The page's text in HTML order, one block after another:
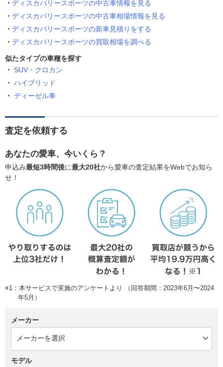
ディスカバリースポーツの中古車情報を見る
ディスカバリースポーツの中古車相場情報を見る
ディスカバリースポーツの新車見積りをする
ディスカバリースポーツの買取相場を調べる
似たタイプの車種を探す
SUV・クロカン
ハイブリッド
ディーゼル車
査定を依頼する
あなたの愛車、今いくら？
申込み最短3時間後に最大20社から愛車の査定結果をWebでお知ら
せ！
※1：本サービスで実施のアンケートより （回答期間：2023年6月〜2024
年5月）
メーカー
モデル